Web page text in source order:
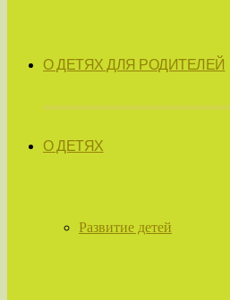
О ДЕТЯХ ДЛЯ РОДИТЕЛЕЙ
О ДЕТЯХ
Развитие детей